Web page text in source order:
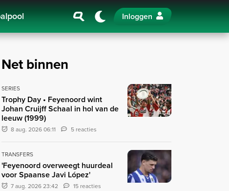
Inloggen
Net binnen
SERIES
Trophy Day • Feyenoord wint
Johan Cruijff Schaal in hol van de
leeuw (1999)
8 aug. 2026 06:11 5 reacties
TRANSFERS
'Feyenoord overweegt huurdeal
voor Spaanse Javi López'
7 aug. 2026 23:42 15 reacties